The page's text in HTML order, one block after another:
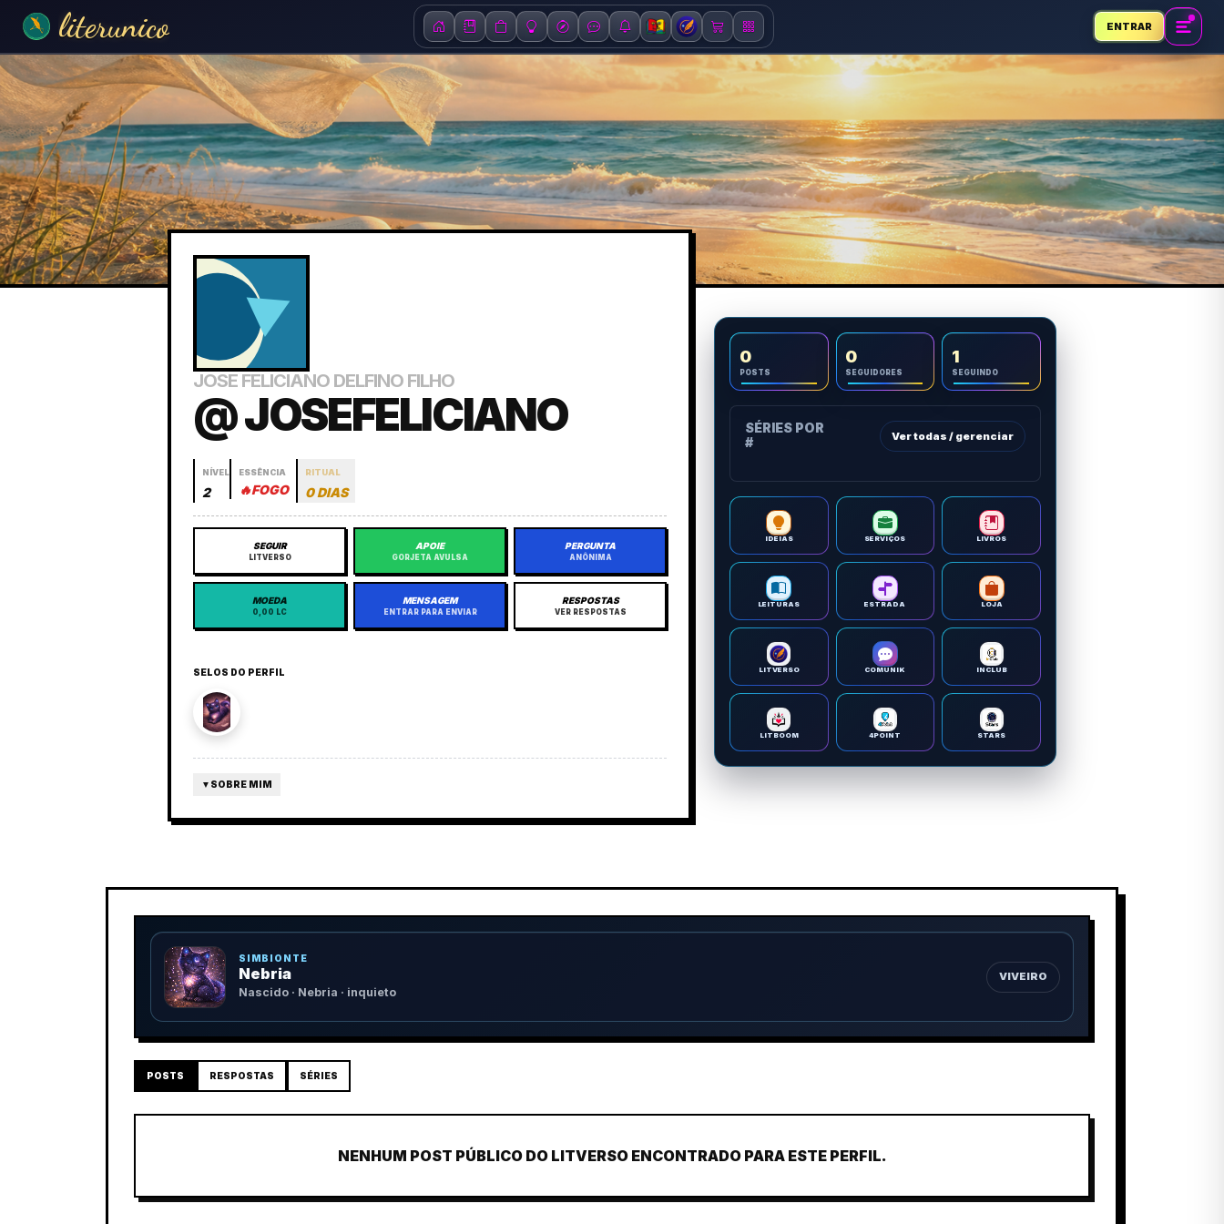
literunico ENTRAR
JOSE FELICIANO DELFINO FILHO
@ JOSEFELICIANO
NÍVEL
2
ESSÊNCIA
🔥FOGO
RITUAL
0 DIAS
SEGUIR
LITVERSO
APOIE
GORJETA AVULSA
PERGUNTA
ANÔNIMA
MOEDA
0,00 LC
MENSAGEM
ENTRAR PARA ENVIAR
RESPOSTAS
VER RESPOSTAS
SELOS DO PERFIL
▼ SOBRE MIM
0
POSTS
0
SEGUIDORES
1
SEGUINDO
SÉRIES POR
#
Ver todas / gerenciar
IDEIAS SERVIÇOS LIVROS
LEITURAS ESTRADA LOJA
LITVERSO COMUNIK INCLUB
LITBOOM 4POINT STARS
SIMBIONTE
Nebria
Nascido · Nebria · inquieto
VIVEIRO
POSTS RESPOSTAS SÉRIES
NENHUM POST PÚBLICO DO LITVERSO ENCONTRADO PARA ESTE PERFIL.